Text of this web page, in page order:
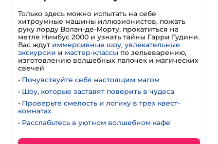
Только здесь можно испытать на себе
хитроумные машины иллюзионистов, пожать
руку лорду Волан-де-Морту, прокатиться на
метле Нимбус 2000 и узнать тайны Гарри Гудини.
Вас ждут иммерсивные шоу, увлекательные
экскурсии и мастер-классы по зельеварению,
изготовлению волшебных палочек и магических
свечей
• Почувствуйте себя настоящим магом
• Шоу, которые заставят поверить в чудеса
• Проверьте смелость и логику в трёх квест-
комнатах
• Расслабьтесь в уютном волшебном кафе